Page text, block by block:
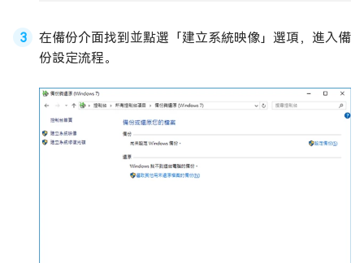
在備份介面找到並點選「建立系統映像」選項，進入備
份設定流程。